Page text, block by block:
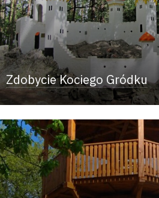
Zdobycie Kociego Gródku